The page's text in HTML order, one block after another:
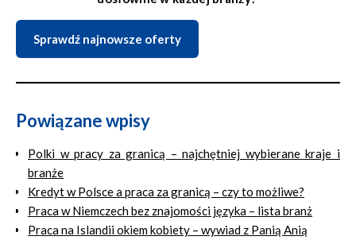
Sprawdź najnowsze oferty
Powiązane wpisy
Polki w pracy za granicą – najchętniej wybierane kraje i
branże
Kredyt w Polsce a praca za granicą – czy to możliwe?
Praca w Niemczech bez znajomości języka – lista branż
Praca na Islandii okiem kobiety – wywiad z Panią Anią